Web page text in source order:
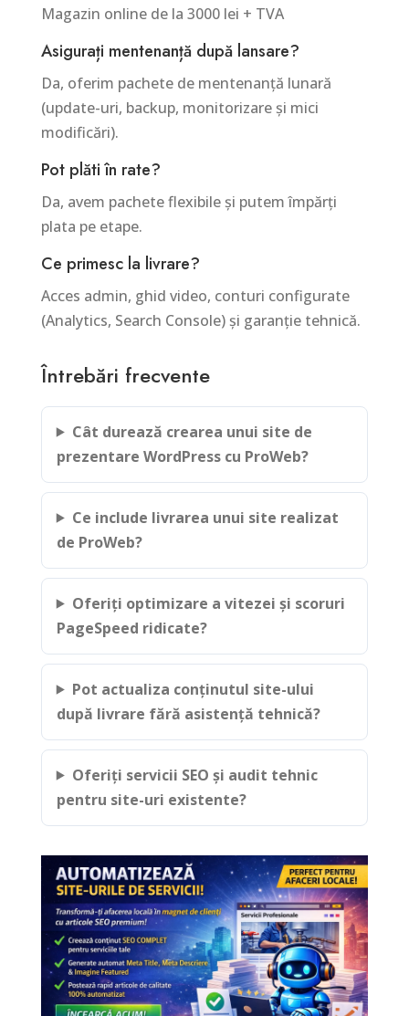
Magazin online de la 3000 lei + TVA
Asigurați mentenanță după lansare?
Da, oferim pachete de mentenanță lunară
(update-uri, backup, monitorizare și mici
modificări).
Pot plăti în rate?
Da, avem pachete flexibile și putem împărți
plata pe etape.
Ce primesc la livrare?
Acces admin, ghid video, conturi configurate
(Analytics, Search Console) și garanție tehnică.
Întrebări frecvente
Cât durează crearea unui site de
prezentare WordPress cu ProWeb?
Ce include livrarea unui site realizat
de ProWeb?
Oferiți optimizare a vitezei și scoruri
PageSpeed ridicate?
Pot actualiza conținutul site-ului
după livrare fără asistență tehnică?
Oferiți servicii SEO și audit tehnic
pentru site-uri existente?